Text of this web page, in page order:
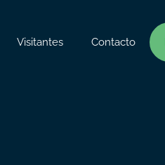
Visitantes Contacto